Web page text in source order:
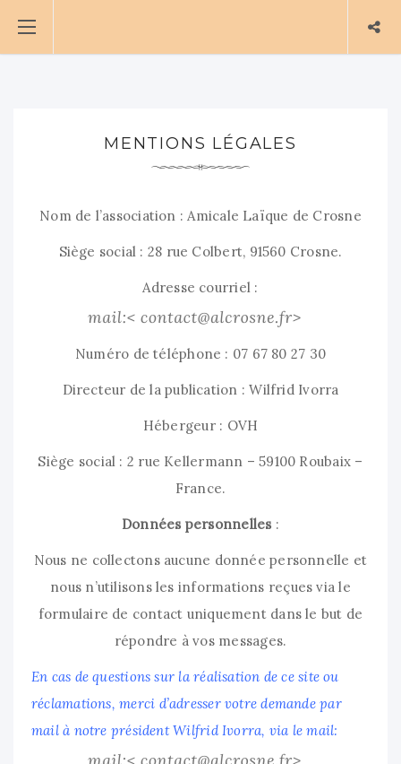
MENTIONS LÉGALES
Nom de l’association : Amicale Laïque de Crosne
Siège social : 28 rue Colbert, 91560 Crosne.
Adresse courriel :
Numéro de téléphone : 07 67 80 27 30
Directeur de la publication :Wilfrid Ivorra
Hébergeur : OVH
Siège social : 2 rue Kellermann – 59100 Roubaix –
France.
Données personnelles :
Nous ne collectons aucune donnée personnelle et
nous n’utilisons les informations reçues via le
formulaire de contact uniquement dans le but de
répondre à vos messages.
En cas de questions sur la réalisation de ce site ou
réclamations, merci d’adresser votre demande par
mail à notre présidentWilfrid Ivorra, via le mail: